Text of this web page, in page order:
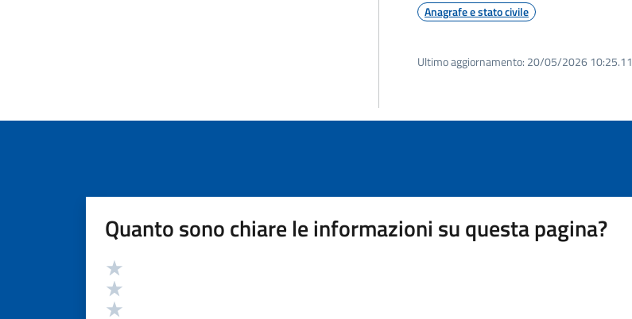
Anagrafe e stato civile
Ultimo aggiornamento: 20/05/2026 10:25.11
Quanto sono chiare le informazioni su questa pagina?
Valutazione